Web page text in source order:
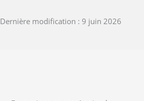
Dernière modification : 9 juin 2026